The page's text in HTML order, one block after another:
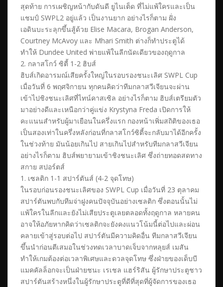
สุดท้าย การเผชิญหน้ากับดันดี ยูไนเต็ด ที่ไม่แพ้ใครและเป็น
แชมป์ SWPL2 อยู่แล้ว เป็นงานยาก อย่างไรก็ตาม ฝั่ง
เอดินบะระลุกขึ้นสู้ด้วย Elise Macara, Brogan Anderson,
Courtney McAvoy และ Mhari Smith ต่างก็ทำประตูได้
ทำให้ Dundee United พ่ายแพ้ในลีกนัดเดียวของฤดูกาล
2. กลาสโกว์ ซิตี้ 1-2 ฮิบส์
ฮิบส์เกิดอารมณ์เสียครั้งใหญ่ในรอบรองชนะเลิศ SWPL Cup
เมื่อวันที่ 6 พฤศจิกายน ทุกคนคิดว่าทีมกลาสวีเจียนจะผ่าน
เข้าไปชิงชนะเลิศที่ไทน์คาสเซิล อย่างไรก็ตาม ฮิบส์เตรียมตัว
มาอย่างดีและเหนือกว่าคู่แข่ง Krystyna Freda เปิดการให้
คะแนนสำหรับผู้มาเยือนในครึ่งแรก กองหน้าเพิ่มสถิติของเธอ
เป็นสองเท่าในครึ่งหลังก่อนที่กลาสโกว์ซิตี้จะกลับมาได้อีกครั้ง
ในช่วงท้าย มันน้อยเกินไป สายเกินไปสำหรับทีมกลาสวีเจียน
อย่างไรก็ตาม ฮิบส์พยายามเข้าชิงชนะเลิศ ซึ่งถ่ายทอดสดทาง
สกาย สปอร์ตส์
1. เซลติก 1-1 สปาร์ตันส์ (4-2 จุดโทษ)
ในรอบก่อนรองชนะเลิศของ SWPL Cup เมื่อวันที่ 23 ตุลาคม
สปาร์ตันพบกับทีมจ่าฝูงคนปัจจุบันอย่างเซลติก ซึ่งตอนนั้นไม่
แพ้ใครในลีกและยังไม่เสียประตูเลยตลอดทั้งฤดูกาล หลายคน
อาจให้อภัยหากคิดว่าเซลติกจะยังคงแนวโน้มนี้ต่อไปและผ่อน
คลายเข้าสู่รอบต่อไป สปาร์ตันมีความคิดอื่น ทีมกลาสวีเจียน
ขึ้นนำก่อนตีเสมอในช่วงทดเวลาบาดเจ็บจากหลุยส์ เมสัน
ทำให้เกมต้องต่อเวลาพิเศษและดวลจุดโทษ ซึ่งฝ่ายของเด็บบี
แมคคัลล็อกจะเป็นฝ่ายชนะ เรเชล แฮร์ริสัน ผู้รักษาประตูชาว
สปาร์ตันสร้างหนึ่งในผู้รักษาประตูที่ดีที่สุดที่ผู้จัดการของเธอ